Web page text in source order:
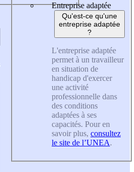
Entreprise adaptée
Qu'est-ce qu'une
entreprise adaptée
?
L'entreprise adaptée
permet à un travailleur
en situation de
handicap d'exercer
une activité
professionnelle dans
des conditions
adaptées à ses
capacités. Pour en
savoir plus, consultez
le site de l’UNEA.